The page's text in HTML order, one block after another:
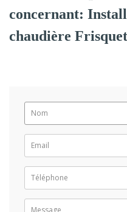
concernant:
chaudière